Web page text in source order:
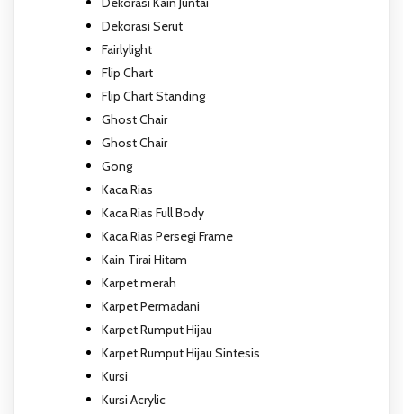
Dekorasi Serut
Fairlylight
Flip Chart
Flip Chart Standing
Ghost Chair
Ghost Chair
Gong
Kaca Rias
Kaca Rias Full Body
Kaca Rias Persegi Frame
Kain Tirai Hitam
Karpet merah
Karpet Permadani
Karpet Rumput Hijau
Karpet Rumput Hijau Sintesis
Kursi
Kursi Acrylic